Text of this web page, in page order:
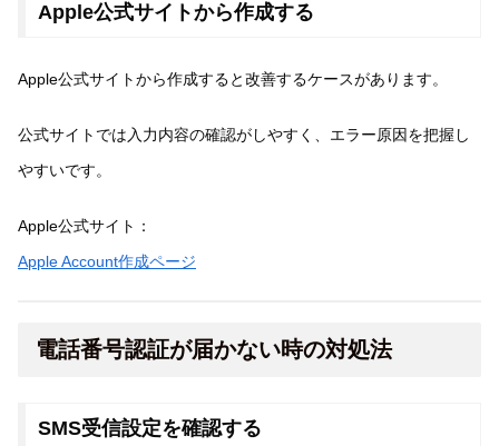
Apple公式サイトから作成する
Apple公式サイトから作成すると改善するケースがあります。
公式サイトでは入力内容の確認がしやすく、エラー原因を把握し
やすいです。
Apple公式サイト：
Apple Account作成ページ
電話番号認証が届かない時の対処法
SMS受信設定を確認する